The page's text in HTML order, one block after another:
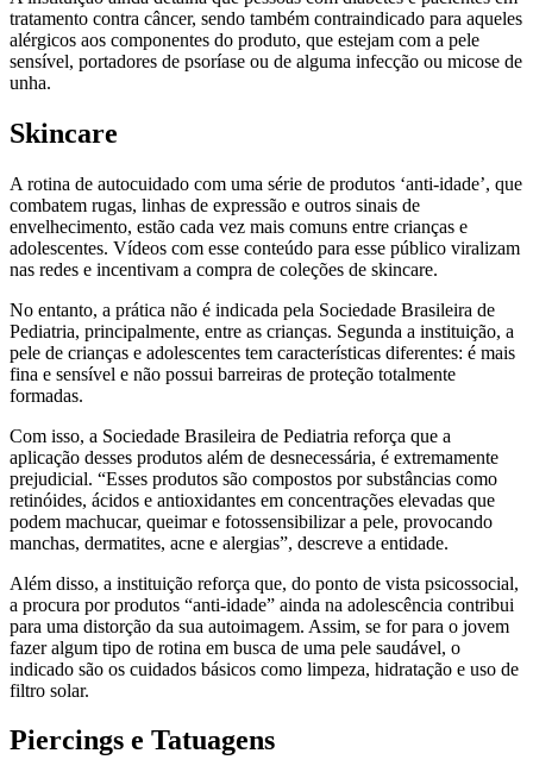
tratamento contra câncer, sendo também contraindicado para aqueles
alérgicos aos componentes do produto, que estejam com a pele
sensível, portadores de psoríase ou de alguma infecção ou micose de
unha.
Skincare
A rotina de autocuidado com uma série de produtos ‘anti-idade’, que
combatem rugas, linhas de expressão e outros sinais de
envelhecimento, estão cada vez mais comuns entre crianças e
adolescentes. Vídeos com esse conteúdo para esse público viralizam
nas redes e incentivam a compra de coleções de skincare.
No entanto, a prática não é indicada pela Sociedade Brasileira de
Pediatria, principalmente, entre as crianças. Segunda a instituição, a
pele de crianças e adolescentes tem características diferentes: é mais
fina e sensível e não possui barreiras de proteção totalmente
formadas.
Com isso, a Sociedade Brasileira de Pediatria reforça que a
aplicação desses produtos além de desnecessária, é extremamente
prejudicial. “Esses produtos são compostos por substâncias como
retinóides, ácidos e antioxidantes em concentrações elevadas que
podem machucar, queimar e fotossensibilizar a pele, provocando
manchas, dermatites, acne e alergias”, descreve a entidade.
Além disso, a instituição reforça que, do ponto de vista psicossocial,
a procura por produtos “anti-idade” ainda na adolescência contribui
para uma distorção da sua autoimagem. Assim, se for para o jovem
fazer algum tipo de rotina em busca de uma pele saudável, o
indicado são os cuidados básicos como limpeza, hidratação e uso de
filtro solar.
Piercings e Tatuagens